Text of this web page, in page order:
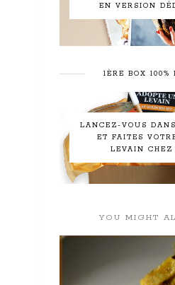
EN VERSION
1ÈRE BOX
LANCEZ-VOUS
ET FAITES
LEVAIN CHEZ
YOU MIGHT